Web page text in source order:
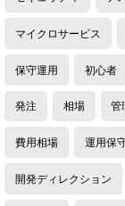
マイクロサービス
保守運用 初心者
発注 相場 管
費用相場 運用保
開発ディレクション